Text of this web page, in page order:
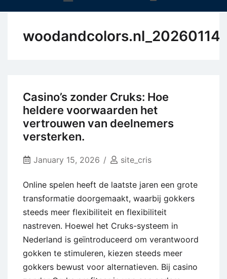
Casino’s zonder Cruks: Hoe
heldere voorwaarden het
vertrouwen van deelnemers
versterken.
January 15, 2026 site_cris
Online spelen heeft de laatste jaren een grote
transformatie doorgemaakt, waarbij gokkers
steeds meer flexibiliteit en flexibiliteit
nastreven. Hoewel het Cruks-systeem in
Nederland is geïntroduceerd om verantwoord
gokken te stimuleren, kiezen steeds meer
gokkers bewust voor alternatieven. Bij casino